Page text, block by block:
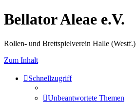
Bellator Aleae e.V.
Rollen- und Brettspielverein Halle (Westf.)
Zum Inhalt
Schnellzugriff
Unbeantwortete Themen